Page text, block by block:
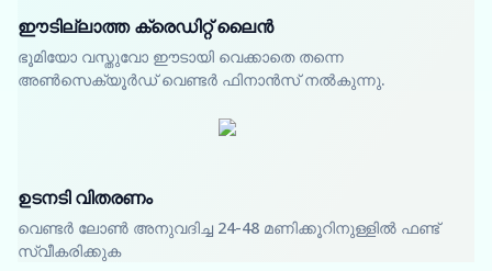
ഈടില്ലാത്ത ക്രെഡിറ്റ് ലൈൻ
ഭൂമിയോ വസ്തുവോ ഈടായി വെക്കാതെ തന്നെ
അൺസെക്യൂർഡ് വെണ്ടർ ഫിനാൻസ് നൽകുന്നു.
ഉടനടി വിതരണം
വെണ്ടർ ലോൺ അനുവദിച്ച 24-48 മണിക്കൂറിനുള്ളിൽ ഫണ്ട്
സ്വീകരിക്കുക